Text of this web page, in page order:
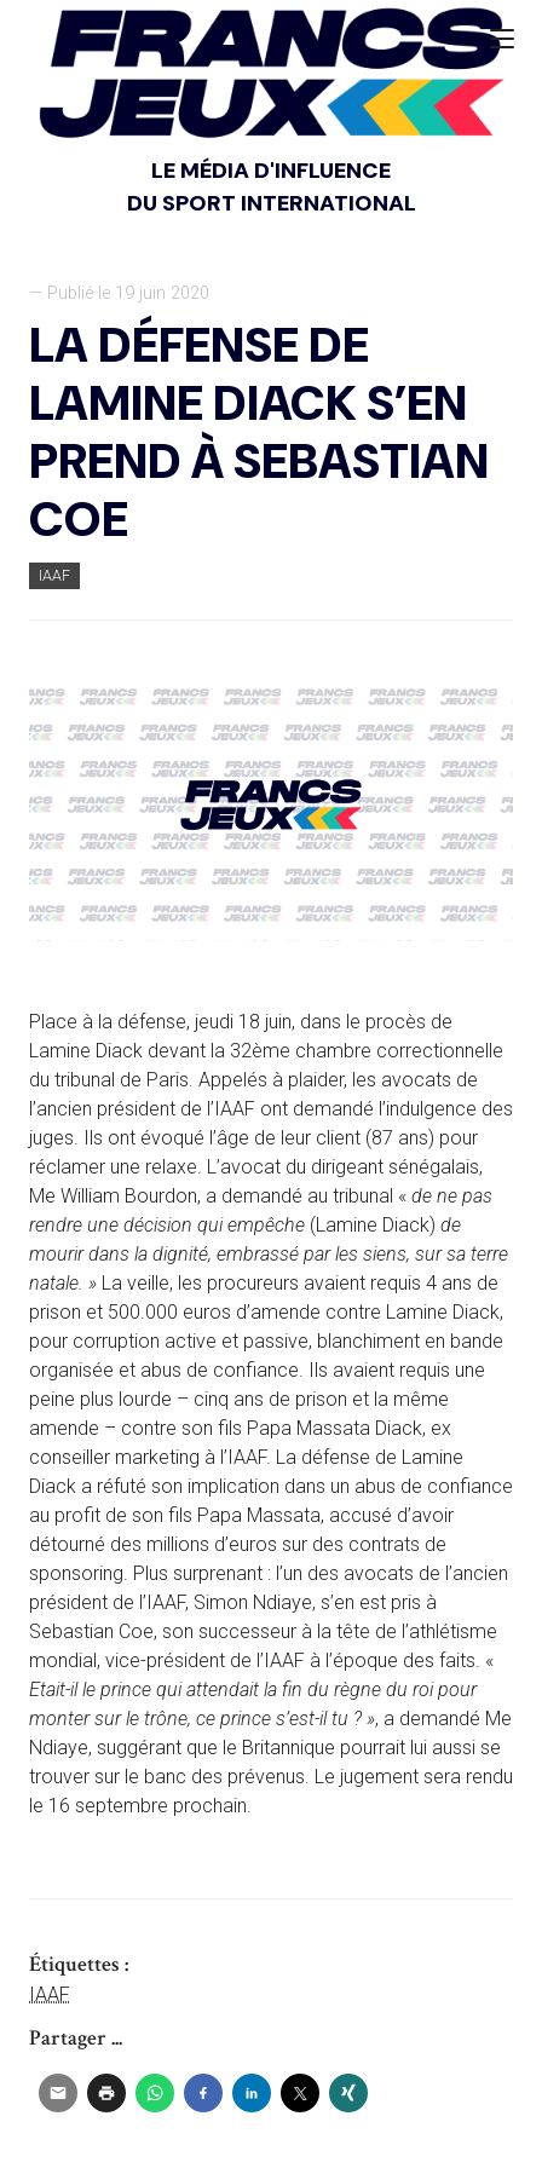
LE MÉDIA D'INFLUENCE
DU SPORT INTERNATIONAL
— Publié le 19 juin 2020
LA DÉFENSE DE
LAMINE DIACK S’EN
PREND À SEBASTIAN
COE
IAAF
Place à la défense, jeudi 18 juin, dans le procès de
Lamine Diack devant la 32ème chambre correctionnelle
du tribunal de Paris. Appelés à plaider, les avocats de
l’ancien président de l’IAAF ont demandé l’indulgence des
juges. Ils ont évoqué l’âge de leur client (87 ans) pour
réclamer une relaxe. L’avocat du dirigeant sénégalais,
Me William Bourdon, a demandé au tribunal « de ne pas
rendre une décision qui empêche (Lamine Diack) de
mourir dans la dignité, embrassé par les siens, sur sa terre
natale. » La veille, les procureurs avaient requis 4 ans de
prison et 500.000 euros d’amende contre Lamine Diack,
pour corruption active et passive, blanchiment en bande
organisée et abus de confiance. Ils avaient requis une
peine plus lourde – cinq ans de prison et la même
amende – contre son fils Papa Massata Diack, ex
conseiller marketing à l’IAAF. La défense de Lamine
Diack a réfuté son implication dans un abus de confiance
au profit de son fils Papa Massata, accusé d’avoir
détourné des millions d’euros sur des contrats de
sponsoring. Plus surprenant : l’un des avocats de l’ancien
président de l’IAAF, Simon Ndiaye, s’en est pris à
Sebastian Coe, son successeur à la tête de l’athlétisme
mondial, vice-président de l’IAAF à l’époque des faits. «
Etait-il le prince qui attendait la fin du règne du roi pour
monter sur le trône, ce prince s’est-il tu ? », a demandé Me
Ndiaye, suggérant que le Britannique pourrait lui aussi se
trouver sur le banc des prévenus. Le jugement sera rendu
le 16 septembre prochain.
Étiquettes :
IAAF
Partager ...